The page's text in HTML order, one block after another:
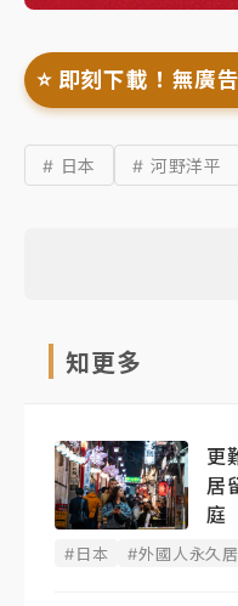
⭐️ 即刻下載！無廣
# 日本 # 河野洋平
知更多
更
居
庭
#日本 #外國人永久